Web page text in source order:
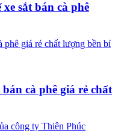
sắt bán cà phê
cà phê giá rẻ chất